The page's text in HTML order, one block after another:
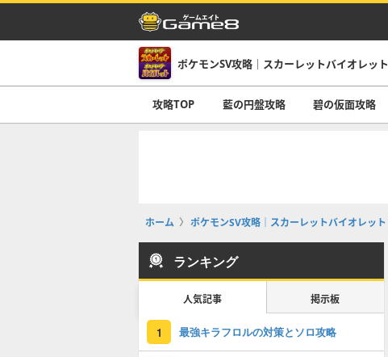
ポケモンSV攻略｜スカーレットバイオレット
攻略TOP 藍の円盤攻略 碧の仮面攻略
ホーム ポケモンSV攻略｜スカーレットバイオレット
ランキング
人気記事 掲示板
1 最強キラフロルの対策とソロ攻略